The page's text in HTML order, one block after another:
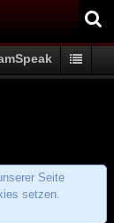
Seite
setzen.